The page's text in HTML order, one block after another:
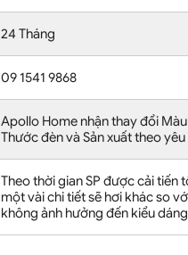
24 Tháng
09 1541 9868
Apollo Home nhận thay đổi
Thước đèn và Sản xuất theo
Theo thời gian SP được cải tiến
một vài chi tiết sẽ hơi khác so
không ảnh hưởng đến kiểu